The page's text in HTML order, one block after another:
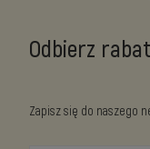
Odbierz
Zapisz się do naszego